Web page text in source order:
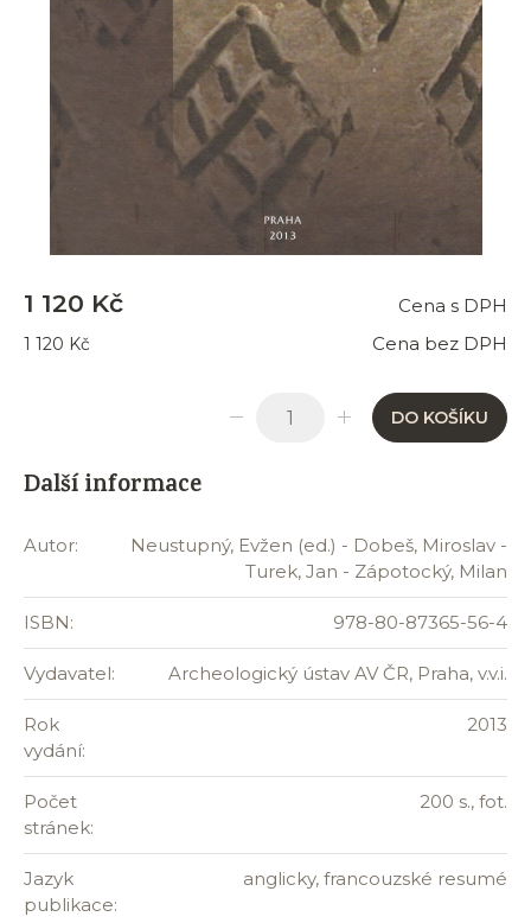
1 120 Kč Cena s DPH
1 120 Kč Cena bez DPH
DO KOŠÍKU
Další informace
Autor:
Neustupný, Evžen (ed.) - Dobeš, Miroslav -
Turek, Jan - Zápotocký, Milan
ISBN: 978-80-87365-56-4
Vydavatel: Archeologický ústav AV ČR, Praha, v.v.i.
Rok
vydání:
2013
Počet
stránek:
200 s., fot.
Jazyk
publikace:
anglicky, francouzské resumé